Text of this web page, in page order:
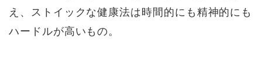
え、ストイックな健康法は時間的にも精神的にも
ハードルが高いもの。